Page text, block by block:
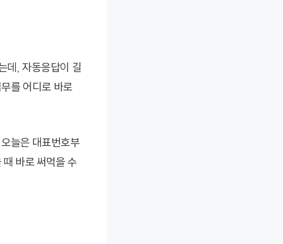
데, 자동응답이 길
를 어디로 바로
늘은 대표번호부
바로 써먹을 수